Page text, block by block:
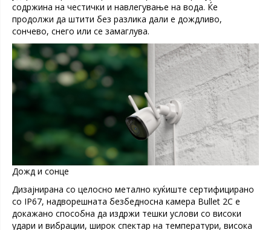
содржина на честички и навлегување на вода. Ќе
продолжи да штити без разлика дали е дождливо,
сончево, снего или се замаглува.
Дожд и сонце
Дизајнирана со целосно метално куќиште сертифицирано
со IP67, надворешната безбедносна камера Bullet 2C е
докажано способна да издржи тешки услови со високи
удари и вибрации, широк спектар на температури, висока